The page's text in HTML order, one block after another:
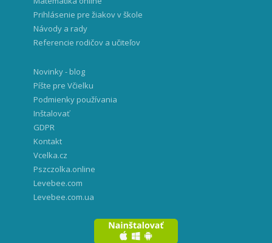
Prihlásenie pre žiakov v škole
Návody a rady
Referencie rodičov a učiteľov
Novinky - blog
Píšte pre Včielku
Podmienky používania
Inštalovať
GDPR
Kontakt
Vcelka.cz
Pszczolka.online
Levebee.com
Levebee.com.ua